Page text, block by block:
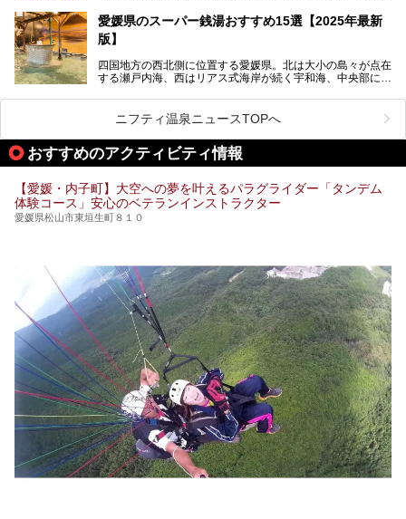
その魅力をご紹介します！
いた保存修理工事が終わり、いよいよ2024年7月11日から
全館営業再開となります。
愛媛県のスーパー銭湯おすすめ15選【2025年最新
版】
四国地方の西北側に位置する愛媛県。北は大小の島々が点在
する瀬戸内海、西はリアス式海岸が続く宇和海、中央部には
な自然と、温暖な気候が魅力の県です。
日本最古の温泉といわれる道後温泉を筆頭に、多くの温泉が
ある愛媛県は、スーパー銭湯も豊富です。中には、中四国地
方を代表する人気の施設も。今回は、愛媛県の誇るスーパー
銭湯をピックアップしました。
ニフティ温泉ニュースTOPへ
おすすめのアクティビティ情報
【愛媛・内子町】大空への夢を叶えるパラグライダー「タンデム
体験コース」安心のベテランインストラクター
愛媛県松山市東垣生町８１０